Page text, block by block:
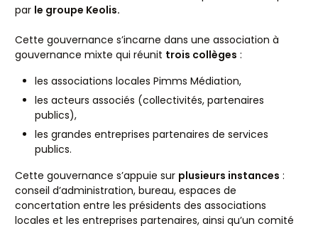
par le groupe Keolis.
Cette gouvernance s’incarne dans une association à
gouvernance mixte qui réunit trois collèges :
les associations locales Pimms Médiation,
les acteurs associés (collectivités, partenaires
publics),
les grandes entreprises partenaires de services
publics.
Cette gouvernance s’appuie sur plusieurs instances :
conseil d’administration, bureau, espaces de
concertation entre les présidents des associations
locales et les entreprises partenaires, ainsi qu’un comité